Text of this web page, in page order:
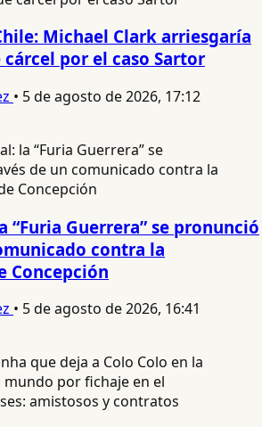
Michael Clark arriesgaría
cárcel por el caso Sartor
• 5 de agosto de 2026, 17:12
“Furia Guerrera” se pronunció
contra la
Concepción
• 5 de agosto de 2026, 16:41